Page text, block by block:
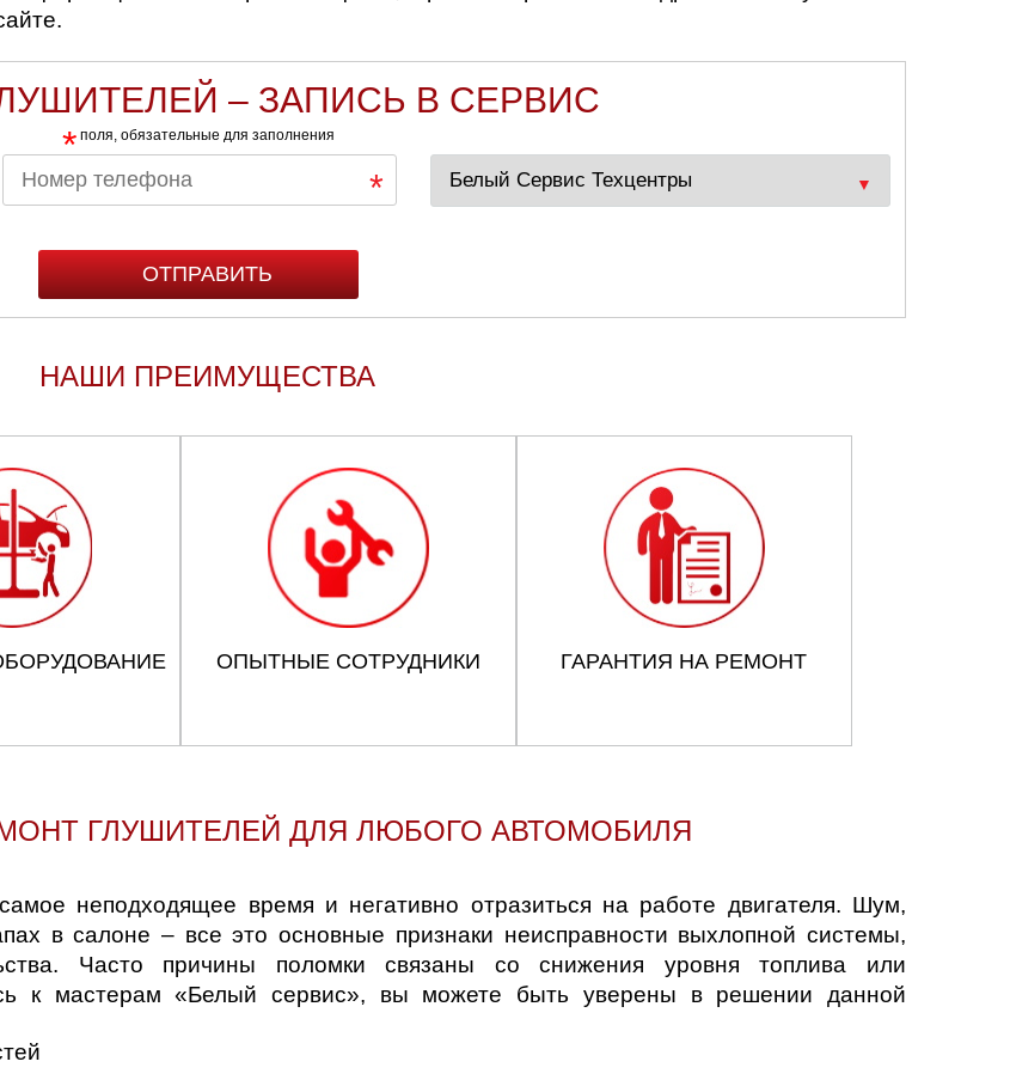
– ЗАПИСЬ В СЕРВИС
* поля, обязательные для заполнения
НАШИ ПРЕИМУЩЕСТВА
ОПЫТНЫЕ СОТРУДНИКИ ГАРАНТИЯ НА РЕМОНТ
ГЛУШИТЕЛЕЙ ДЛЯ ЛЮБОГО АВТОМОБИЛЯ
неподходящее время и негативно отразиться на работе двигателя. Шум,
в салоне – все это основные признаки неисправности выхлопной системы,
Часто причины поломки связаны со снижения уровня топлива или
к мастерам «Белый сервис», вы можете быть уверены в решении данной